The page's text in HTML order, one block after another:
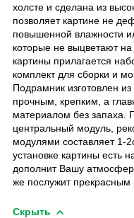
холсте и сделана из
позволяет картине не
повышенной влажности
которые не выцветают
картины прилагается
комплект для сборки и
Подрамник изготовлен
прочным, крепким, а
материалом без запаха.
центральный модуль,
модулями составляет 1-
установке картины есть
дополнит Вашу
же послужит прекрасным
Скрыть